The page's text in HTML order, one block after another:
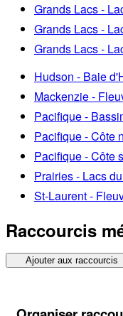
Grands Lacs -
Grands Lacs -
Grands Lacs -
Hudson - Baie
Mackenzie -
Pacifique -
Pacifique - Côte
Pacifique - Côte
Prairies - Lacs
St-Laurent -
Raccourcis
Ajouter aux raccourcis